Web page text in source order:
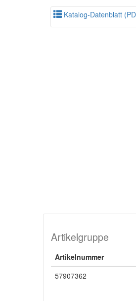
Katalog-Datenblatt
Artikelgruppe
Artikelnummer
57907362